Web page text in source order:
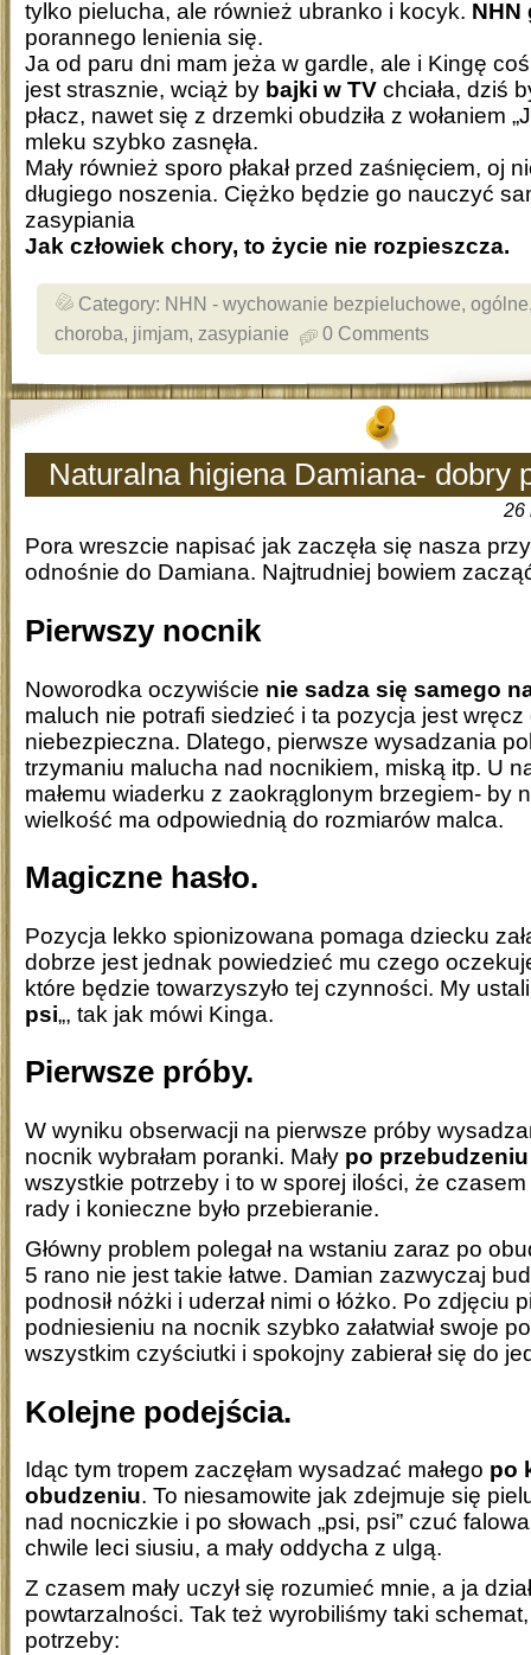
tylko pielucha, ale również ubranko i kocyk. NHN
porannego lenienia się.
Ja od paru dni mam jeża w gardle, ale i Kingę
jest strasznie, wciąż by bajki w TV chciała, dziś
płacz, nawet się z drzemki obudziła z wołaniem
mleku szybko zasnęła.
Mały również sporo płakał przed zaśnięciem, oj
długiego noszenia. Ciężko będzie go nauczyć
zasypiania
Jak człowiek chory, to życie nie rozpieszcza.
Category: NHN - wychowanie bezpieluchowe, ogólne
choroba, jimjam, zasypianie 0 Comments
Naturalna higiena Damiana- dobry
26
Pora wreszcie napisać jak zaczęła się nasza
odnośnie do Damiana. Najtrudniej bowiem
Pierwszy nocnik
Noworodka oczywiście nie sadza się samego
maluch nie potrafi siedzieć i ta pozycja jest wręcz
niebezpieczna. Dlatego, pierwsze wysadzania
trzymaniu malucha nad nocnikiem, miską itp. U
małemu wiaderku z zaokrąglonym brzegiem- by
wielkość ma odpowiednią do rozmiarów malca.
Magiczne hasło.
Pozycja lekko spionizowana pomaga dziecku
dobrze jest jednak powiedzieć mu czego
które będzie towarzyszyło tej czynności. My
psi„, tak jak mówi Kinga.
Pierwsze próby.
W wyniku obserwacji na pierwsze próby
nocnik wybrałam poranki. Mały po przebudzeniu
wszystkie potrzeby i to w sporej ilości, że czasem
rady i konieczne było przebieranie.
Główny problem polegał na wstaniu zaraz po
5 rano nie jest takie łatwe. Damian zazwyczaj
podnosił nóżki i uderzał nimi o łóżko. Po zdjęciu
podniesieniu na nocnik szybko załatwiał swoje
wszystkim czyściutki i spokojny zabierał się do
Kolejne podejścia.
Idąc tym tropem zaczęłam wysadzać małego po
obudzeniu. To niesamowite jak zdejmuje się
nad nocniczkie i po słowach „psi, psi” czuć
chwile leci siusiu, a mały oddycha z ulgą.
Z czasem mały uczył się rozumieć mnie, a ja
powtarzalności. Tak też wyrobiliśmy taki schemat,
potrzeby: